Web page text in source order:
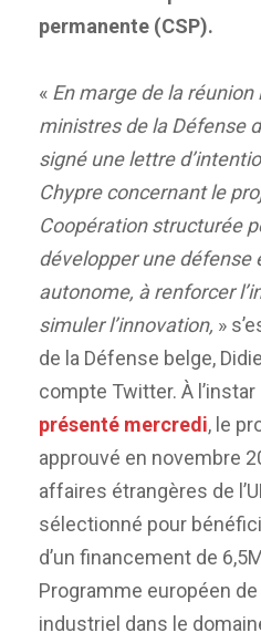
permanente (CSP).
« En marge de la
ministres de la Défense
signé une lettre
Chypre concernant le
Coopération structurée
développer une défense
autonome, à renforcer
simuler l’innovation, »
de la Défense belge,
compte Twitter. À l’instar
présenté mercredi, le
approuvé en novembre
affaires étrangères de
sélectionné pour
d’un financement de
Programme européen
industriel dans le